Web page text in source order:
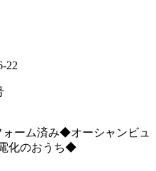
22
ォーム済み◆オーシャンビュ
電化のおうち◆